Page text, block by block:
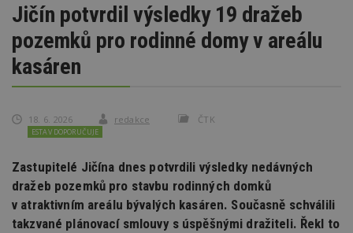
Jičín potvrdil výsledky 19 dražeb
pozemků pro rodinné domy v areálu
kasáren
18. 6. 2026 redakce ČTK
ESTAV DOPORUČUJE
Zastupitelé Jičína dnes potvrdili výsledky nedávných
dražeb pozemků pro stavbu rodinných domků
v atraktivním areálu bývalých kasáren. Současně schválili
takzvané plánovací smlouvy s úspěšnými dražiteli. Řekl to